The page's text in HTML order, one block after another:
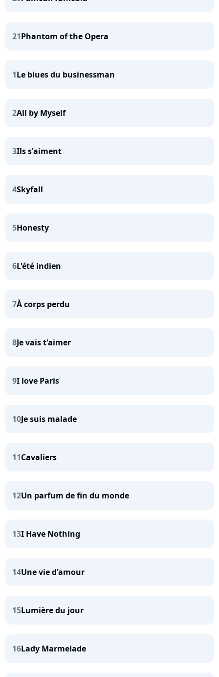
21Phantom of the Opera
1Le blues du businessman
2All by Myself
3Ils s'aiment
4Skyfall
5Honesty
6L'été indien
7À corps perdu
8Je vais t'aimer
9I love Paris
10Je suis malade
11Cavaliers
12Un parfum de fin du monde
13I Have Nothing
14Une vie d'amour
15Lumière du jour
16Lady Marmelade